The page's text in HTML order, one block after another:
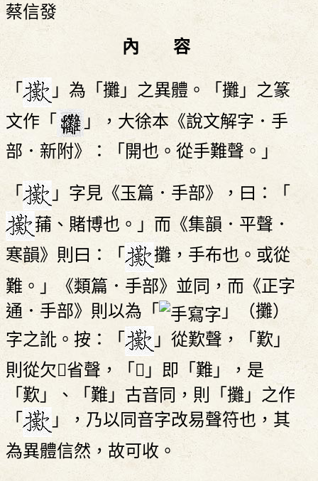
蔡信發
內 容
「
」為「攤」之異體。「攤」之篆
文作「
」，大徐本《說文解字．手
部．新附》：「開也。從手難聲。」
「
」字見《玉篇．手部》，曰：「
蒱、賭博也。」而《集韻．平聲．
寒韻》則曰：「
攤，手布也。或從
難。」《類篇．手部》並同，而《正字
通．手部》則以為「
」（攤）
字之訛。按：「
」從歎聲，「歎」
則從欠𪄿省聲，「𪄿」即「難」，是
「歎」、「難」古音同，則「攤」之作
「
」，乃以同音字改易聲符也，其
為異體信然，故可收。